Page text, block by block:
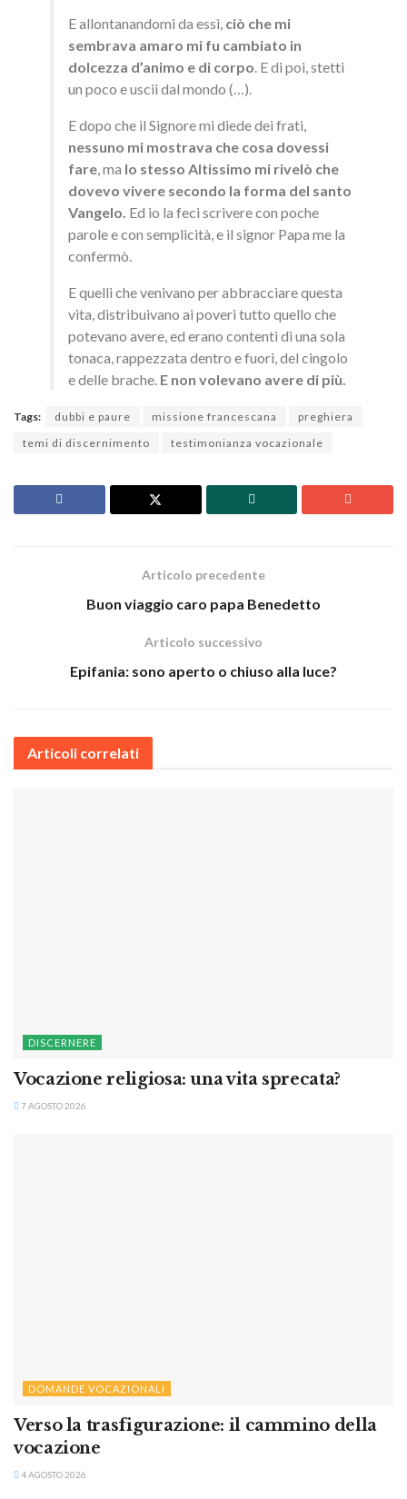
E allontanandomi da essi, ciò che mi
sembrava amaro mi fu cambiato in
dolcezza d’animo e di corpo. E di poi, stetti
un poco e uscii dal mondo (…).
E dopo che il Signore mi diede dei frati,
nessuno mi mostrava che cosa dovessi
fare, ma lo stesso Altissimo mi rivelò che
dovevo vivere secondo la forma del santo
Vangelo. Ed io la feci scrivere con poche
parole e con semplicità, e il signor Papa me la
confermò.
E quelli che venivano per abbracciare questa
vita, distribuivano ai poveri tutto quello che
potevano avere, ed erano contenti di una sola
tonaca, rappezzata dentro e fuori, del cingolo
e delle brache. E non volevano avere di più.
Tags: dubbi e paure missione francescana
preghiera
temi di discernimento
testimonianza vocazionale
Articolo precedente
Buon viaggio caro papa Benedetto
Articolo successivo
Epifania: sono aperto o chiuso alla luce?
Articoli correlati
DISCERNERE
Vocazione religiosa: una vita sprecata?
7 AGOSTO 2026
DOMANDE VOCAZIONALI
Verso la trasfigurazione: il cammino della
vocazione
4 AGOSTO 2026